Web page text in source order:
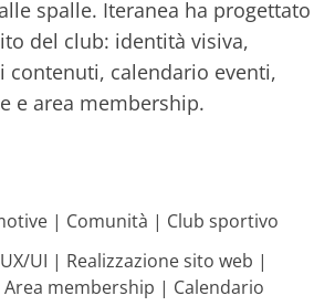
spalle. Iteranea ha progettato
del club: identità visiva,
contenuti, calendario eventi,
e area membership.
| Comunità | Club sportivo
UI | Realizzazione sito web |
membership | Calendario